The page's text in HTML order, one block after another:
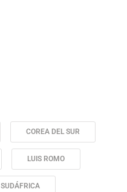
COREA DEL SUR
LUIS ROMO
SUDÁFRICA